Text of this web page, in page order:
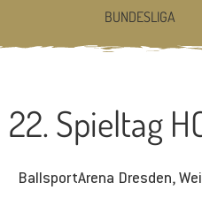
BUNDESLIGA
22. Spieltag
BallsportArena Dresden,